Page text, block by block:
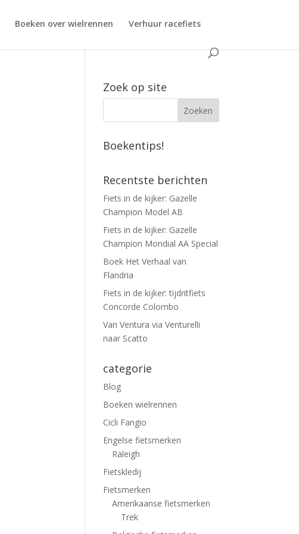
Boeken over wielrennen Verhuur racefiets
Zoek op site
Boekentips!
Recentste berichten
Fiets in de kijker: Gazelle
Champion Model AB
Fiets in de kijker: Gazelle
Champion Mondial AA Special
Boek Het Verhaal van
Flandria
Fiets in de kijker: tijdritfiets
Concorde Colombo
Van Ventura via Venturelli
naar Scatto
categorie
Blog
Boeken wielrennen
Cicli Fangio
Engelse fietsmerken
Raleigh
Fietskledij
Fietsmerken
Amerikaanse fietsmerken
Trek